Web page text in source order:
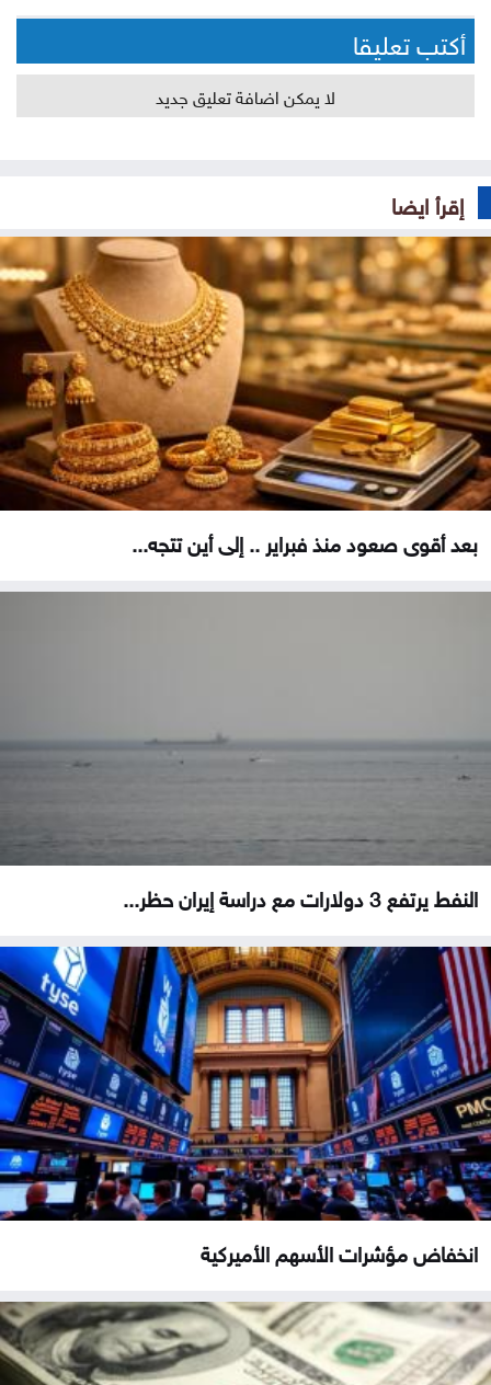
أكتب تعليقا
لا يمكن اضافة تعليق جديد
إقرأ ايضا
بعد أقوى صعود منذ فبراير .. إلى أين تتجه...
النفط يرتفع 3 دولارات مع دراسة إيران حظر...
انخفاض مؤشرات الأسهم الأميركية